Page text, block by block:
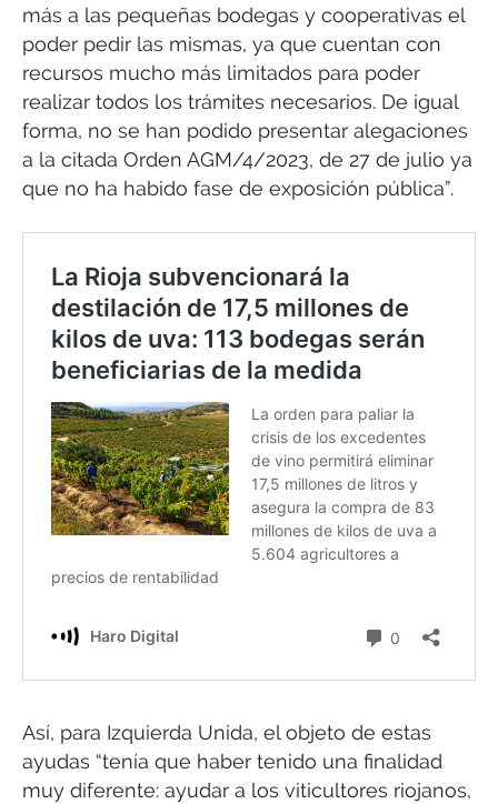
más a las pequeñas bodegas y cooperativas el
poder pedir las mismas, ya que cuentan con
recursos mucho más limitados para poder
realizar todos los trámites necesarios. De igual
forma, no se han podido presentar alegaciones
a la citada Orden AGM/4/2023, de 27 de julio ya
que no ha habido fase de exposición pública”.
Así, para Izquierda Unida, el objeto de estas
ayudas “tenía que haber tenido una finalidad
muy diferente: ayudar a los viticultores riojanos,